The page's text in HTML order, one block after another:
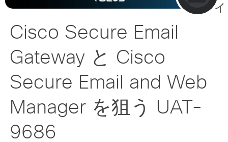
ィ
Cisco Secure Email
Gateway と Cisco
Secure Email and Web
Manager を狙う UAT-
9686